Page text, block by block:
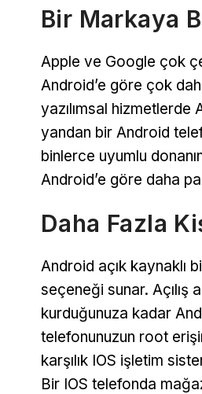
Bir Markaya
Apple ve Google çok
Android’e göre çok
yazılımsal hizmetlerde
yandan bir Android
binlerce uyumlu
Android’e göre daha
Daha Fazla
Android açık kaynaklı
seçeneği sunar. Açılış
kurduğunuza kadar
telefonunuzun root
karşılık IOS işletim
Bir IOS telefonda